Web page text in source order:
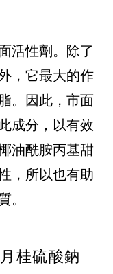
活性劑。除了
，它最大的作
。因此，市面
成分，以有效
油酰胺丙基甜
，所以也有助
月桂硫酸鈉